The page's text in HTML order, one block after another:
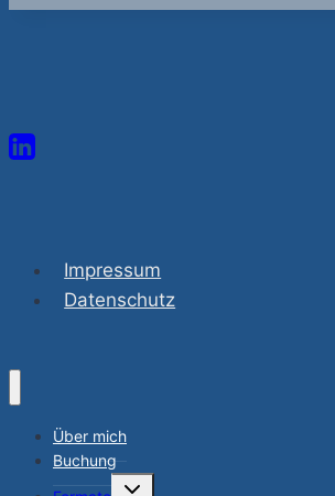
Impressum
Datenschutz
Über mich
Buchung
Untermenü